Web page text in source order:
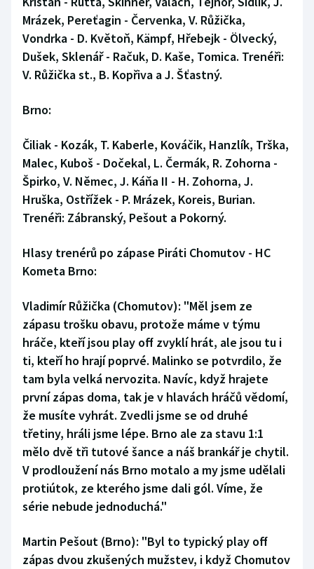
Mrázek, Pereťagin - Červenka, V. Růžička,
Vondrka - D. Květoň, Kämpf, Hřebejk - Ölvecký,
Dušek, Sklenář - Račuk, D. Kaše, Tomica. Trenéři:
V. Růžička st., B. Kopřiva a J. Šťastný.
Brno:
Čiliak - Kozák, T. Kaberle, Kováčik, Hanzlík, Trška,
Malec, Kuboš - Dočekal, L. Čermák, R. Zohorna -
Špirko, V. Němec, J. Káňa II - H. Zohorna, J.
Hruška, Ostřížek - P. Mrázek, Koreis, Burian.
Trenéři: Zábranský, Pešout a Pokorný.
Hlasy trenérů po zápase Piráti Chomutov - HC
Kometa Brno:
Vladimír Růžička (Chomutov): "Měl jsem ze
zápasu trošku obavu, protože máme v týmu
hráče, kteří jsou play off zvyklí hrát, ale jsou tu i
ti, kteří ho hrají poprvé. Malinko se potvrdilo, že
tam byla velká nervozita. Navíc, když hrajete
první zápas doma, tak je v hlavách hráčů vědomí,
že musíte vyhrát. Zvedli jsme se od druhé
třetiny, hráli jsme lépe. Brno ale za stavu 1:1
mělo dvě tři tutové šance a náš brankář je chytil.
V prodloužení nás Brno motalo a my jsme udělali
protiútok, ze kterého jsme dali gól. Víme, že
série nebude jednoduchá."
Martin Pešout (Brno): "Byl to typický play off
zápas dvou zkušených mužstev, i když Chomutov